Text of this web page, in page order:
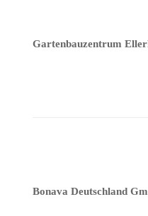
Gartenbauzentrum
Bonava Deutschland